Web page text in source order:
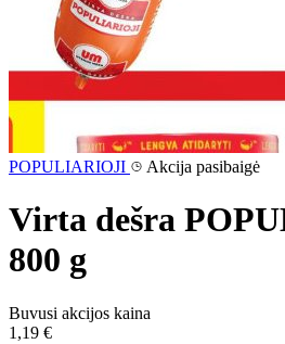
POPULIARIOJI Akcija pasibaigė
Virta dešra
800 g
Buvusi akcijos kaina
1,19 €